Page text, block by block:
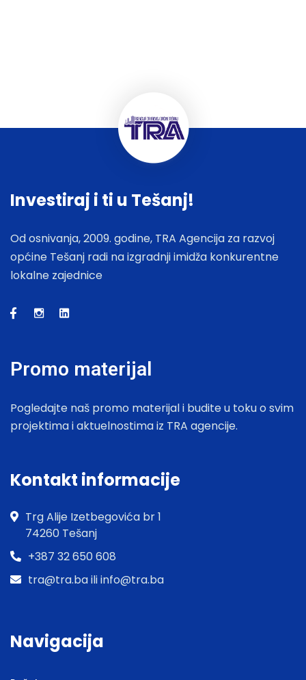
Investiraj i ti u Tešanj!
Od osnivanja, 2009. godine, TRA Agencija za razvoj
općine Tešanj radi na izgradnji imidža konkurentne
lokalne zajednice
Promo materijal
Pogledajte naš promo materijal i budite u toku o svim
projektima i aktuelnostima iz TRA agencije.
Kontakt informacije
Trg Alije Izetbegovića br 1
74260 Tešanj
+387 32 650 608
tra@tra.ba ili info@tra.ba
Navigacija